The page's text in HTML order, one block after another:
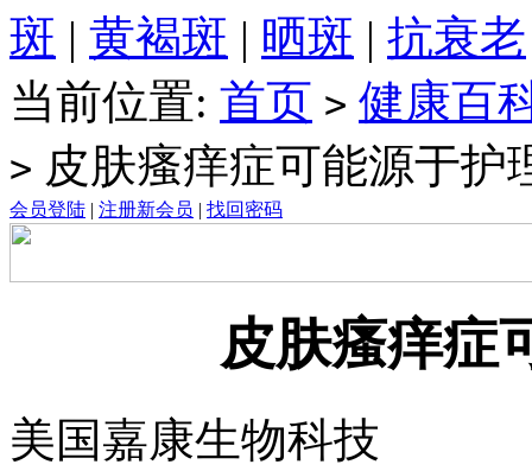
斑 | 黄褐斑 | 晒斑 | 抗衰老
当前位置: 首页 > 健康百
> 皮肤瘙痒症可能源于护
会员登陆 | 注册新会员 | 找回密码
皮肤瘙痒症
美国嘉康生物科技